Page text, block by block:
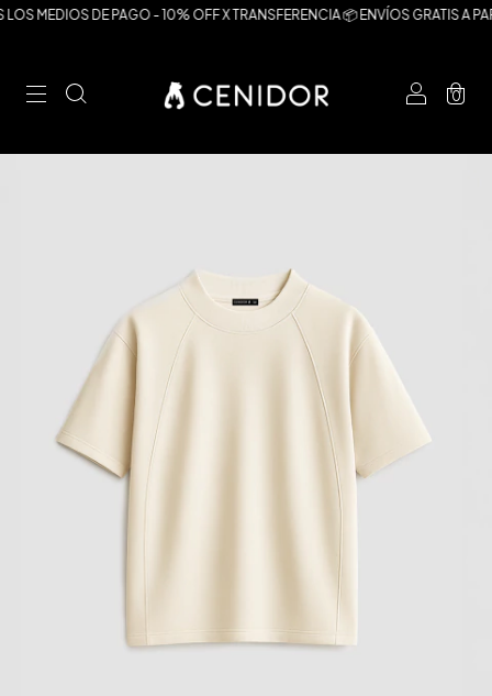
MEDIOS DE PAGO - 10% OFF X TRANSFERENCIA 📦 ENVÍOS GRATIS A
0